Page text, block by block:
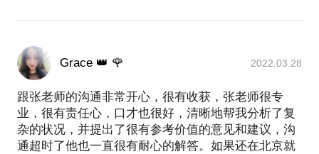
Grace 👑 🌹 2022.03.28
跟张老师的沟通非常开心，很有收获，张老师很专
业，很有责任心，口才也很好，清晰地帮我分析了复
杂的状况，并提出了很有参考价值的意见和建议，沟
通超时了他也一直很有耐心的解答。如果还在北京就